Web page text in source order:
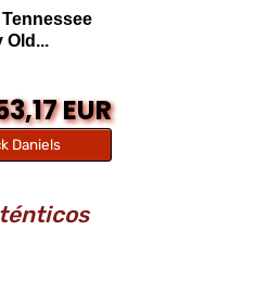
Old...
EUR
Daniels